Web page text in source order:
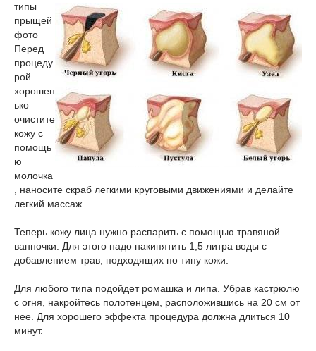
типы
прыщей
фото
Перед
процеду
рой
хорошен
ько
очистите
кожу с
помощь
ю
молочка
, наносите скраб легкими круговыми движениями и делайте
легкий массаж.
Теперь кожу лица нужно распарить с помощью травяной
ванночки. Для этого надо накипятить 1,5 литра воды с
добавлением трав, подходящих по типу кожи.
Для любого типа подойдет ромашка и липа. Убрав кастрюлю
с огня, накройтесь полотенцем, расположившись на 20 см от
нее. Для хорошего эффекта процедура должна длиться 10
минут.